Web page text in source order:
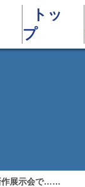
トッ
プ
作展示会で……